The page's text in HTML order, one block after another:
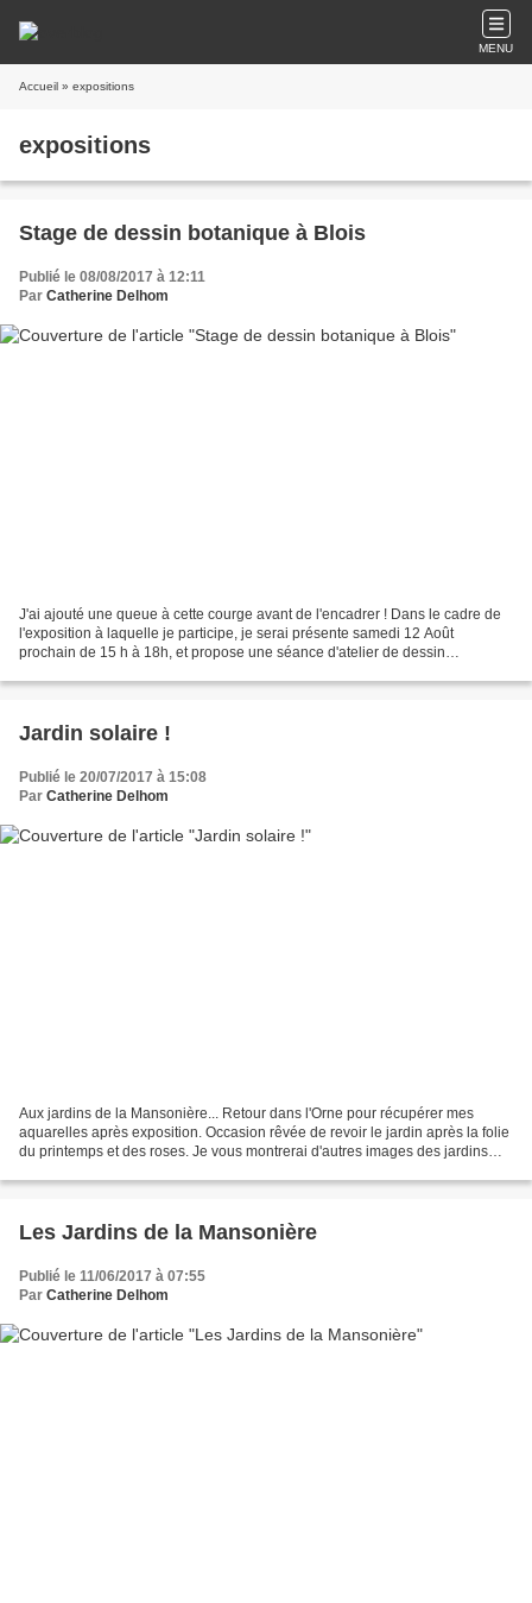
MENU
Accueil » expositions
expositions
Stage de dessin botanique à Blois
Publié le 08/08/2017 à 12:11
Par Catherine Delhom
J'ai ajouté une queue à cette courge avant de l'encadrer ! Dans le cadre de
l'exposition à laquelle je participe, je serai présente samedi 12 Août
prochain de 15 h à 18h, et propose une séance d'atelier de dessin
Jardin solaire !
Publié le 20/07/2017 à 15:08
Par Catherine Delhom
Aux jardins de la Mansonière... Retour dans l'Orne pour récupérer mes
aquarelles après exposition. Occasion rêvée de revoir le jardin après la folie
du printemps et des roses. Je vous montrerai d'autres images des jardins
Les Jardins de la Mansonière
Publié le 11/06/2017 à 07:55
Par Catherine Delhom